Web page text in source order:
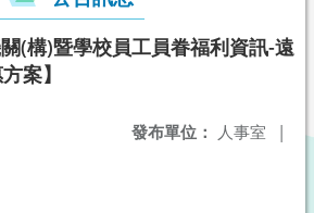
(構)暨學校員工員眷福利資訊-遠
案】
發布單位： 人事室 |